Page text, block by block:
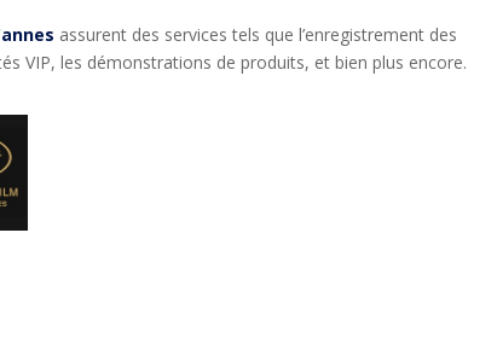
assurent des services tels que l’enregistrement des
VIP, les démonstrations de produits, et bien plus encore.